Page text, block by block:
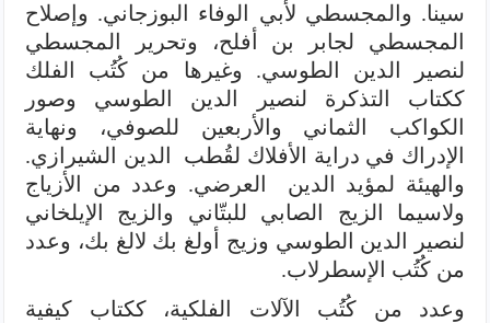
سينا. والمجسطي لأبي الوفاء البوزجاني. وإصلاح
المجسطي لجابر بن أفلح، وتحرير المجسطي
لنصير الدين الطوسي. وغيرها من كُتُب الفلك
ككتاب التذكرة لنصير الدين الطوسي وصور
الكواكب الثماني والأربعين للصوفي، ونهاية
الإدراك في دراية الأفلاك لقُطب الدين الشيرازي.
والهيئة لمؤيد الدين العرضي. وعدد من الأزياج
ولاسيما الزيج الصابي للبتّاني والزيج الإيلخاني
لنصير الدين الطوسي وزيج أولغ بك لالغ بك، وعدد
من كُتُب الإسطرلاب.
وعدد من كُتُب الآلات الفلكية، ككتاب كيفية